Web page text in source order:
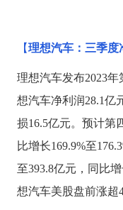
【理想汽车：三季度
理想汽车发布2023
想汽车净利润28.1亿
损16.5亿元。预计第
比增长169.9%至
至393.8亿元，同比
想汽车美股盘前涨超